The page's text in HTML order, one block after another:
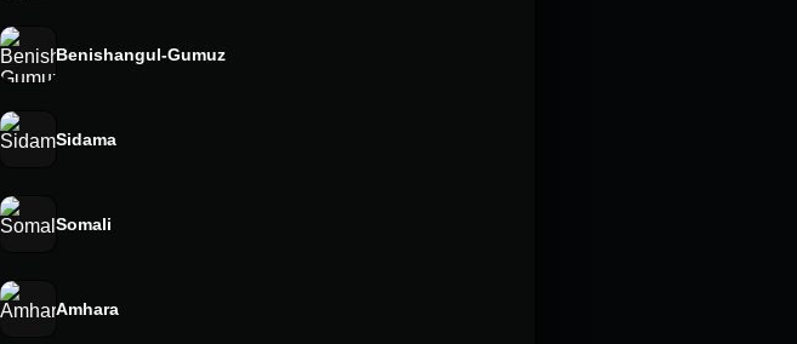
Benishangul-Gumuz
Sidama
Somali
Amhara